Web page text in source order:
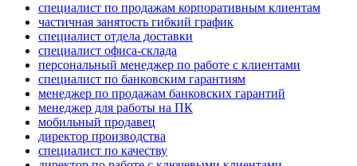
специалист по продажам корпоративным клиентам
частичная занятость гибкий график
специалист отдела доставки
специалист офиса-склада
персональный менеджер по работе с клиентами
специалист по банковским гарантиям
менеджер по продажам банковских гарантий
менеджер для работы на ПК
мобильный продавец
директор производства
специалист по качеству